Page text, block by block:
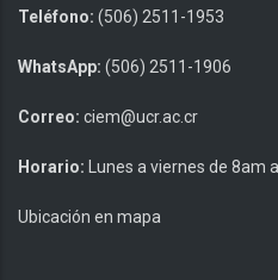
Teléfono: (506) 2511-1953
WhatsApp: (506) 2511-1906
Correo: ciem@ucr.ac.cr
Horario: Lunes a viernes de 8am
Ubicación en mapa